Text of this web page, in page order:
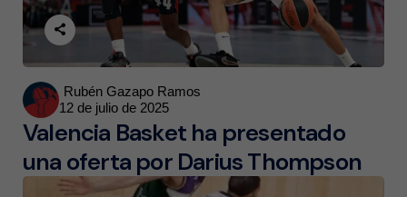
Posted
by
Rubén Gazapo Ramos
12 de julio de 2025
Valencia Basket ha presentado
una oferta por Darius Thompson